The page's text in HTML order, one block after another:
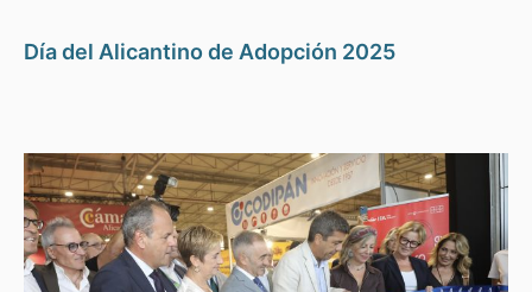
Día del Alicantino de Adopción 2025